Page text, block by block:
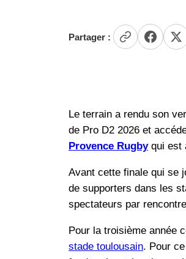
Partager :
Le terrain a rendu son
de Pro D2 2026 et
Provence Rugbyqui est
Avant cette finale qui se
de supporters dans les
spectateurs par
Pour la troisième année
stade toulousain. Pour